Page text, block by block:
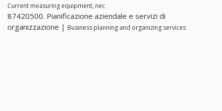
Current measuring equipment, nec
87420500. Pianificazione aziendale e servizi di
organizzazione | Business planning and organizing services